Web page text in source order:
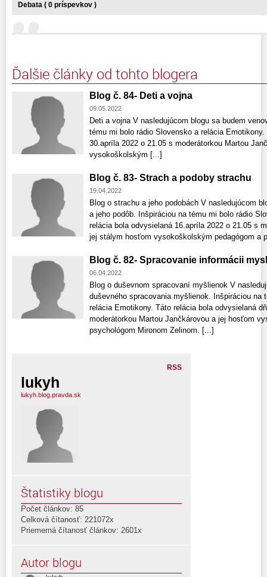
Debata ( 0 príspevkov )
Ďalšie články od tohto blogera
Blog č. 84- Deti a vojna
09.05.2022
Deti a vojna V nasledujúcom blogu sa budem
tému mi bolo rádio Slovensko a relácia
30.apríla 2022 o 21.05 s moderátorkou Martou
vysokoškolským [...]
Blog č. 83- Strach a podoby strachu
19.04.2022
Blog o strachu a jeho podobách V nasledujúcom
a jeho podôb. Inšpiráciou na tému mi bolo rádio
relácia bola odvysielaná 16.apríla 2022 o 21.05 s
jej stálym hosťom vysokoškolským pedagógom a
Blog č. 82- Spracovanie informácii
06.04.2022
Blog o duševnom spracovaní myšlienok V
duševného spracovania myšlienok. Inšpiráciou na
relácia Emotikony. Táto relácia bola odvysielaná
moderátorkou Martou Jančkárovou a jej hosťom
psychológom Mironom Zelinom. [...]
RSS
lukyh
lukyh.blog.pravda.sk
Štatistiky blogu
Počet článkov: 85
Celková čítanosť: 221072x
Priemerná čítanosť článkov: 2601x
Autor blogu